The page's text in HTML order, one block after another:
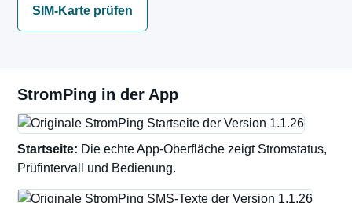
SIM-Karte prüfen
StromPing in der App
Startseite: Die echte App-Oberfläche zeigt Stromstatus,
Prüfintervall und Bedienung.